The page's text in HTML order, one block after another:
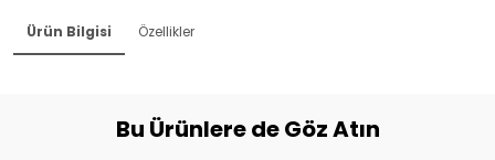
Ürün Bilgisi Özellikler
Bu Ürünlere de Göz Atın